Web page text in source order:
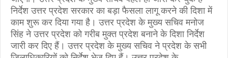
निर्देश उत्तर प्रदेश सरकार का बड़ा फैसला लागू करने की दिशा में
काम शुरू कर दिया गया है। उत्तर प्रदेश के मुख्य सचिव मनोज
सिंह ने उत्तर प्रदेश को गरीब मुक्त प्रदेश बनाने के दिशा निर्देश
जारी कर दिए हैं। उत्तर प्रदेश के मुख्य सचिव ने प्रदेश के सभी